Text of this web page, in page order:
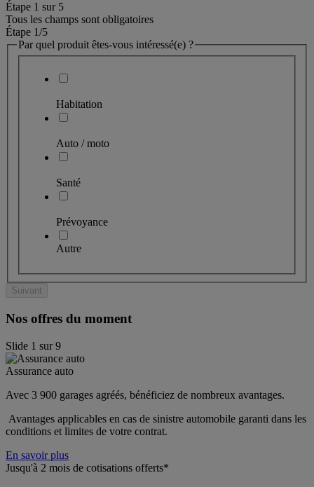
Étape 1 sur 5
Tous les champs sont obligatoires
Étape 1/5
Par quel produit êtes-vous intéressé(e) ?
Habitation
Auto / moto
Santé
Prévoyance
Autre
Suivant
Nos offres du moment
Slide 1 sur9
Assurance auto
Avec 3 900 garages agréés, bénéficiez de nombreux avantages.
Avantages applicables en cas de sinistre automobile garanti dans les
conditions et limites de votre contrat.
En savoir plus
Jusqu'à 2 mois de cotisations offerts*